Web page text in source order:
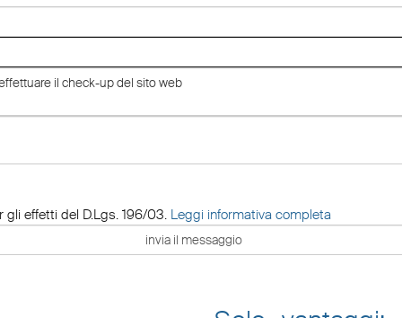
effetti del D.Lgs. 196/03. Leggi informativa completa